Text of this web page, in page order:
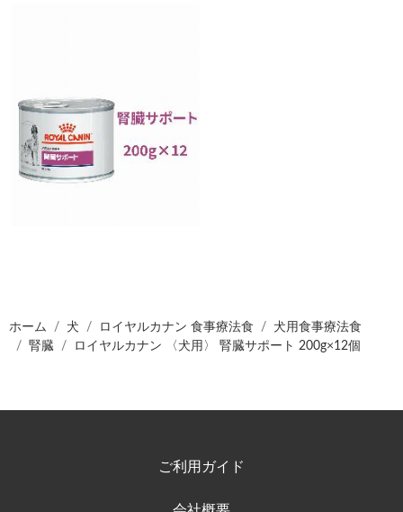
ホーム 犬 ロイヤルカナン 食事療法食
犬用食事療法食
腎臓
ロイヤルカナン 〈犬用〉 腎臓サポート 200g×12個
ご利用ガイド